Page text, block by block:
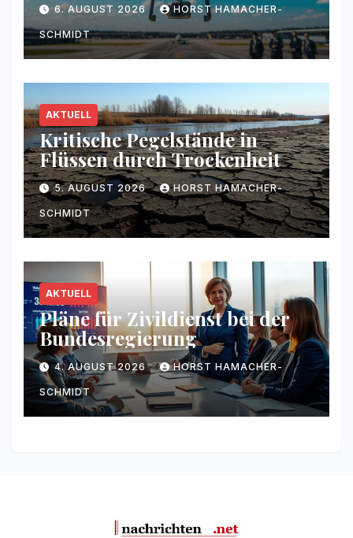
6. AUGUST 2026 HORST HAMACHER-
SCHMIDT
AKTUELL
Kritische Pegelstände in
Flüssen durch Trockenheit
5. AUGUST 2026 HORST HAMACHER-
SCHMIDT
AKTUELL
Pläne für Zivildienst bei der
Bundesregierung
4. AUGUST 2026 HORST HAMACHER-
SCHMIDT